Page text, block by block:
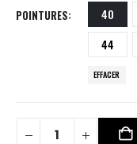
POINTURES 40
44
EFFACER